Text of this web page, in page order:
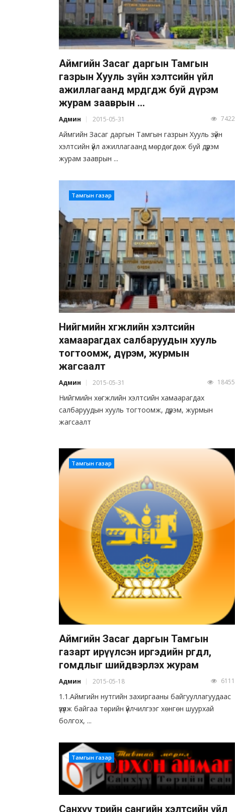
Аймгийн Засаг даргын Тамгын
газрын Хууль зүйн хэлтсийн үйл
ажиллагаанд мөрдөгдөж буй дүрэм
журам зааврын ...
Админ 2015-05-31 7422
Аймгийн Засаг даргын Тамгын газрын Хууль зүйн
хэлтсийн үйл ажиллагаанд мөрдөгдөж буй дүрэм
журам зааврын ...
Тамгын газар
Нийгмийн хөгжлийн хэлтсийн
хамаарагдах салбаруудын хууль
тогтоомж, дүрэм, журмын
жагсаалт
Админ 2015-05-31 18455
Нийгмийн хөгжлийн хэлтсийн хамаарагдах
салбаруудын хууль тогтоомж, дүрэм, журмын
жагсаалт
Тамгын газар
Аймгийн Засаг даргын Тамгын
газарт ирүүлсэн иргэдийн өргөдөл,
гомдлыг шийдвэрлэх журам
Админ 2015-05-18 6111
1.1.Аймгийн нутгийн захиргааны байгууллагуудаас
үзүүлж байгаа төрийн үйлчилгээг хөнгөн шуурхай
болгох, ...
Тамгын газар
Санхүү төрийн сангийн хэлтсийн үйл